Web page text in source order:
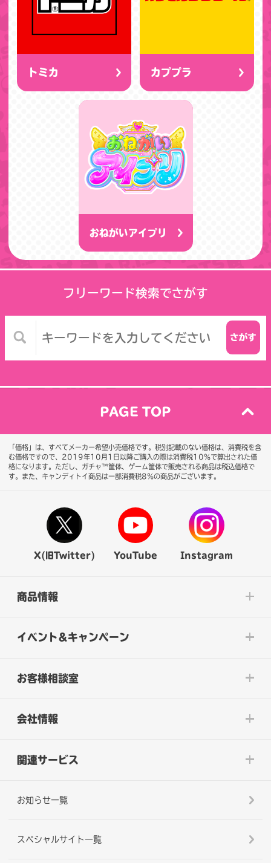
トミカ カププラ
おねがいアイプリ
フリーワード検索でさがす
PAGE TOP
「価格」は、すべてメーカー希望小売価格です。税別記載のない価格は、消費税を含
む価格ですので、2019年10月1日以降ご購入の際は消費税10％で算出された価
格になります。 ただし、ガチャ™筐体、ゲーム筐体で販売される商品は税込価格で
す。また、キャンディトイ商品は一部消費税8％の商品がございます。
X(旧Twitter) YouTube Instagram
商品情報
イベント&キャンペーン
お客様相談室
会社情報
関連サービス
お知らせ一覧
スペシャルサイト一覧